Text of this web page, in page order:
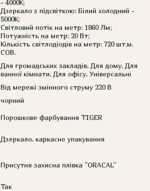
- 4000K;
Дзеркало з підсвіткою: Білий холодний -
5000K;
Світловий потік на метр: 1860 Лм;
Потужність на метр: 20 Вт;
Кількість світлодіодів на метр: 720 шт.м.
COB.
Для громадських закладів, Для дому, Для
ванної кімнати, Для офісу, Універсальні
Від мережі змінного струму 220 В
чорний
Порошкове фарбування TIGER
Дзеркало, каркасне упакування
Присутня захисна плівка ''ORACAL''
Так